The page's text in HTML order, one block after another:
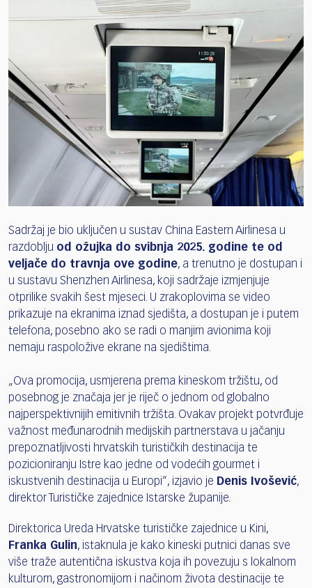
Sadržaj je bio uključen u sustav China Eastern Airlinesa u
razdoblju od ožujka do svibnja 2025. godine te od
veljače do travnja ove godine, a trenutno je dostupan i
u sustavu Shenzhen Airlinesa, koji sadržaje izmjenjuje
otprilike svakih šest mjeseci. U zrakoplovima se video
prikazuje na ekranima iznad sjedišta, a dostupan je i putem
telefona, posebno ako se radi o manjim avionima koji
nemaju raspoložive ekrane na sjedištima.
„Ova promocija, usmjerena prema kineskom tržištu, od
posebnog je značaja jer je riječ o jednom od globalno
najperspektivnijih emitivnih tržišta. Ovakav projekt potvrđuje
važnost međunarodnih medijskih partnerstava u jačanju
prepoznatljivosti hrvatskih turističkih destinacija te
pozicioniranju Istre kao jedne od vodećih gourmet i
iskustvenih destinacija u Europi“, izjavio je Denis Ivošević,
direktor Turističke zajednice Istarske županije.
Direktorica Ureda Hrvatske turističke zajednice u Kini,
Franka Gulin, istaknula je kako kineski putnici danas sve
više traže autentična iskustva koja ih povezuju s lokalnom
kulturom, gastronomijom i načinom života destinacije te